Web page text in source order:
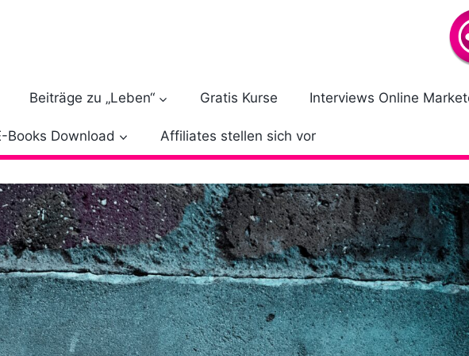
Beiträge zu „Leben“ Gratis Kurse Interviews Online
Books Download Affiliates stellen sich vor